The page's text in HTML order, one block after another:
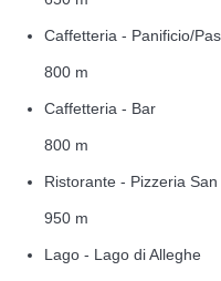
Caffetteria - Panificio/
800 m
Caffetteria - Bar
800 m
Ristorante - Pizzeria
950 m
Lago - Lago di Alleghe